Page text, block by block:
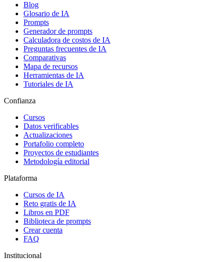
Blog
Glosario de IA
Prompts
Generador de prompts
Calculadora de costos de IA
Preguntas frecuentes de IA
Comparativas
Mapa de recursos
Herramientas de IA
Tutoriales de IA
Confianza
Cursos
Datos verificables
Actualizaciones
Portafolio completo
Proyectos de estudiantes
Metodología editorial
Plataforma
Cursos de IA
Reto gratis de IA
Libros en PDF
Biblioteca de prompts
Crear cuenta
FAQ
Institucional